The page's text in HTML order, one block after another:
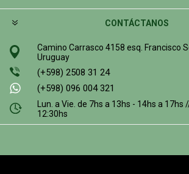
CONTÁCTANOS
Camino Carrasco 4158 esq. Francisco
Uruguay
(+598) 2508 31 24
(+598) 096 004 321
Lun. a Vie. de 7hs a 13hs - 14hs a 17hs
12:30hs